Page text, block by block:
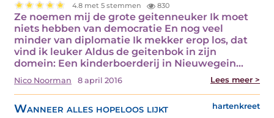
4.8 met 5 stemmen 830
Ze noemen mij de grote geitenneuker Ik moet
niets hebben van democratie En nog veel
minder van diplomatie Ik mekker erop los, dat
vind ik leuker Aldus de geitenbok in zijn
domein: Een kinderboerderij in Nieuwegein…
Nico Noorman 8 april 2016 Lees meer >
Wanneer alles hopeloos lijkt hartenkreet